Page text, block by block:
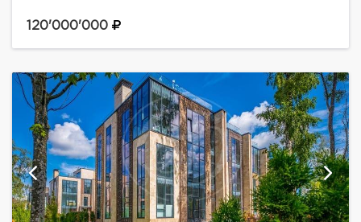
четырехэтажный таунхаус 278 кв.м в коттеджном
120'000'000